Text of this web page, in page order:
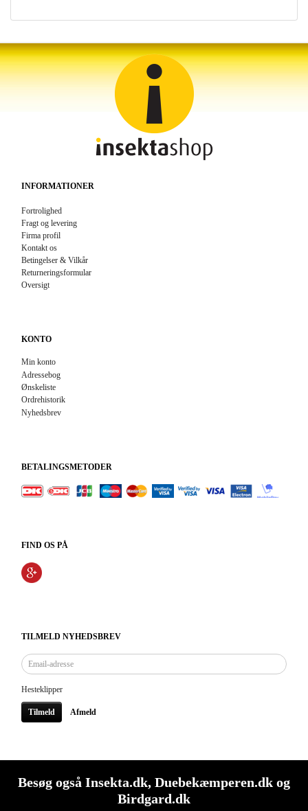
INFORMATIONER
Fortrolighed
Fragt og levering
Firma profil
Kontakt os
Betingelser & Vilkår
Returneringsformular
Oversigt
KONTO
Min konto
Adressebog
Ønskeliste
Ordrehistorik
Nyhedsbrev
BETALINGSMETODER
FIND OS PÅ
TILMELD NYHEDSBREV
Email-
adresse
Hesteklipper
Tilmeld Afmeld
Besøg også Insekta.dk, Duebekæmperen.dk og
Birdgard.dk